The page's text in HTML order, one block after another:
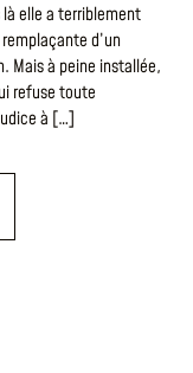
elle a terriblement
d’un
Mais à peine installée,
refuse toute
à […]